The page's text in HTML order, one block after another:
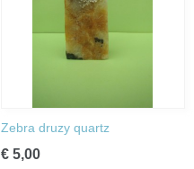
Zebra druzy quartz
€ 5,00